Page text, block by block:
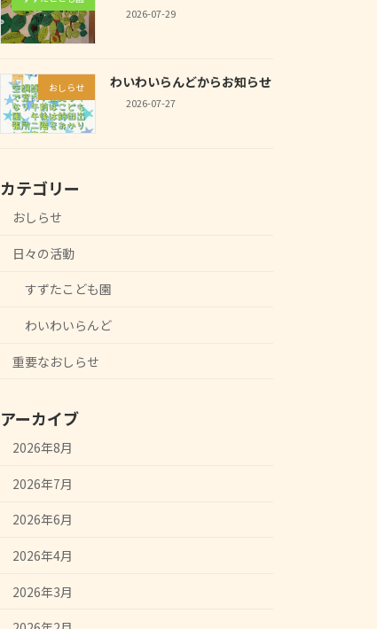
2026-07-29
おしらせ わいわいらんどからお知らせ
2026-07-27
カテゴリー
おしらせ
日々の活動
すずたこども園
わいわいらんど
重要なおしらせ
アーカイブ
2026年8月
2026年7月
2026年6月
2026年4月
2026年3月